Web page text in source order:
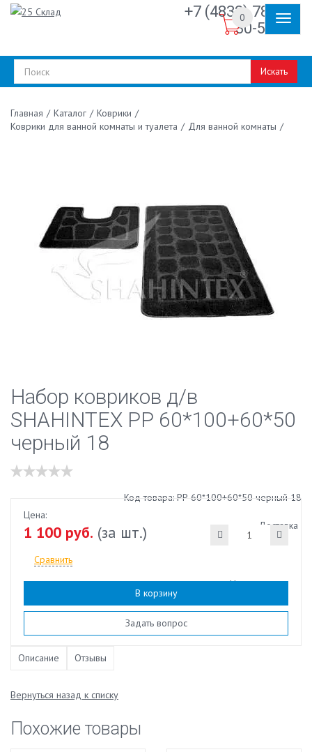
+7 (4832) 78-
30-50
Искать
0
Главная / Каталог / Коврики /
Коврики для ванной комнаты и туалета / Для ванной комнаты /
Набор ковриков д/в
SHAHINTEX РР 60*100+60*50
черный 18
Наличие:есть
Код товара: РР 60*100+60*50 черный 18
Доставка
Цена:
1 100 руб. (за шт.)
Сравнить
В корзину
Задать вопрос
Описание Отзывы
Вернуться назад к списку
Похожие товары